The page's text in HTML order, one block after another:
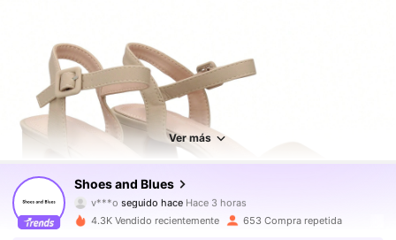
Ver más
Shoes and Blues
v***o seguido hace Hace 3 horas
a***sestá navegando
4.3K Vendido recientemente 653 Compra repetida